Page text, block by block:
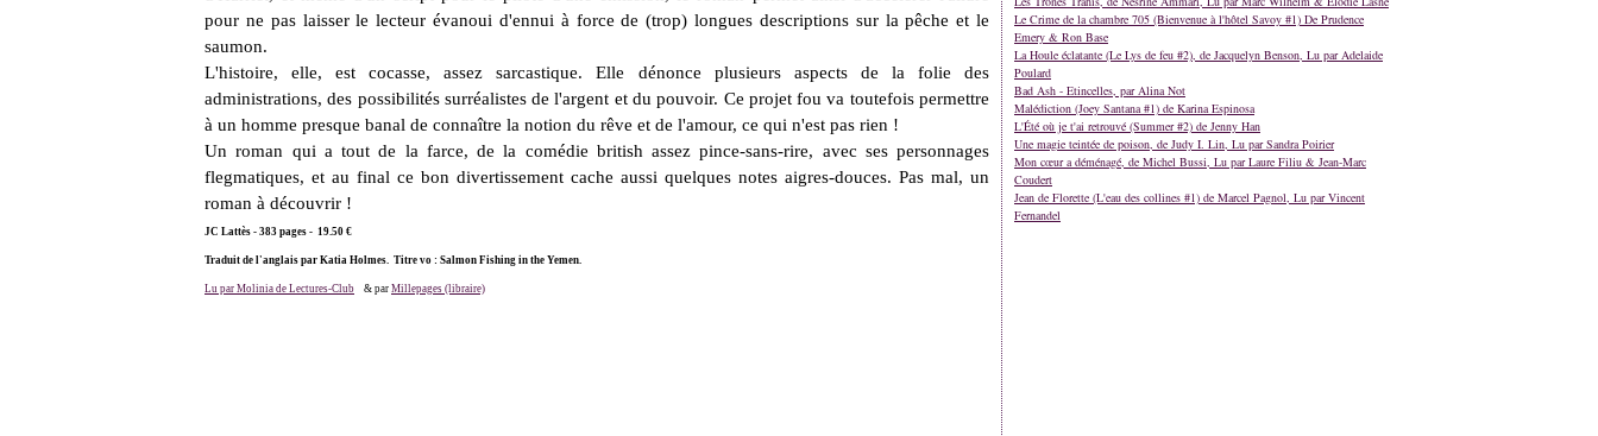
pour ne pas laisser le lecteur évanoui d'ennui à force de (trop) longues descriptions sur la pêche et le
saumon.
L'histoire, elle, est cocasse, assez sarcastique. Elle dénonce plusieurs aspects de la folie des
administrations, des possibilités surréalistes de l'argent et du pouvoir. Ce projet fou va toutefois permettre
à un homme presque banal de connaître la notion du rêve et de l'amour, ce qui n'est pas rien !
Un roman qui a tout de la farce, de la comédie british assez pince-sans-rire, avec ses personnages
flegmatiques, et au final ce bon divertissement cache aussi quelques notes aigres-douces. Pas mal, un
roman à découvrir !
JC Lattès - 383 pages - 19.50 €
Traduit de l'anglais par Katia Holmes. Titre vo : Salmon Fishing in the Yemen.
Lu par Molinia de Lectures-Club & par Millepages (libraire)
Le Crime de la chambre 705 (Bienvenue à l'hôtel Savoy #1) De Prudence
Emery & Ron Base
La Houle éclatante (Le Lys de feu #2), de Jacquelyn Benson, Lu par Adelaide
Poulard
Bad Ash - Etincelles, par Alina Not
Malédiction (Joey Santana #1) de Karina Espinosa
L'Été où je t'ai retrouvé (Summer #2) de Jenny Han
Une magie teintée de poison, de Judy I. Lin, Lu par Sandra Poirier
Mon cœur a déménagé, de Michel Bussi, Lu par Laure Filiu & Jean-Marc
Coudert
Jean de Florette (L'eau des collines #1) de Marcel Pagnol, Lu par Vincent
Fernandel